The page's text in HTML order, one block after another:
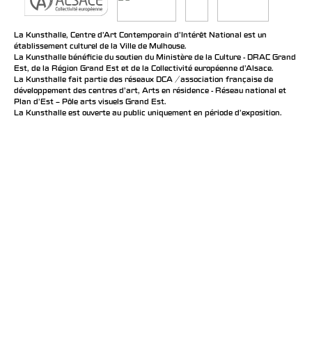
La Kunsthalle, Centre d’Art Contemporain d’Intérêt National est un
établissement culturel de la Ville de Mulhouse.
La Kunsthalle bénéficie du soutien du Ministère de la Culture - DRAC Grand
Est, de la Région Grand Est et de la Collectivité européenne d’Alsace.
La Kunsthalle fait partie des réseaux DCA / association française de
développement des centres d'art, Arts en résidence - Réseau national et
Plan d’Est – Pôle arts visuels Grand Est.
La Kunsthalle est ouverte au public uniquement en période d'exposition.